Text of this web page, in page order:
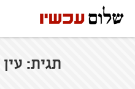
תגית: